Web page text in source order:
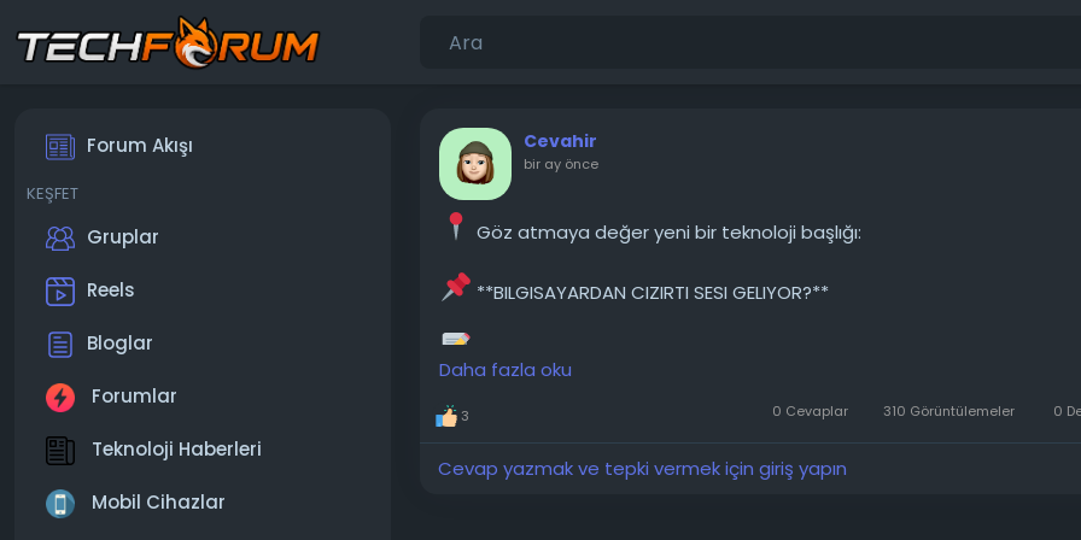
Forum Akışı
KEŞFET
Gruplar
Reels
Bloglar
Forumlar
Teknoloji Haberleri
Mobil Cihazlar
Cevahir
bir ay önce
Göz atmaya değer yeni bir teknoloji başlığı:
**BILGISAYARDAN CIZIRTI SESI GELIYOR?**
kadar zorlayıcıysa ses o kadar yüksek oluyor ve bunun normal olup
kontrol ettirmem gerekip gerekmediğini sormak istedim. Ses
gibi görünüyor.
───────────────
Daha fazla oku
3 0 Cevaplar 310 Görüntülemeler 0
Cevap yazmak ve tepki vermek için giriş yapın